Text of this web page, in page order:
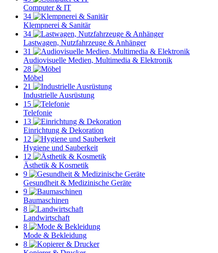
Computer & IT
34
Klempnerei & Sanitär
34
Lastwagen, Nutzfahrzeuge & Anhänger
31
Audiovisuelle Medien, Multimedia & Elektronik
28
Möbel
21
Industrielle Ausrüstung
15
Telefonie
13
Einrichtung & Dekoration
12
Hygiene und Sauberkeit
12
Ästhetik & Kosmetik
9
Gesundheit & Medizinische Geräte
9
Baumaschinen
8
Landwirtschaft
8
Mode & Bekleidung
8